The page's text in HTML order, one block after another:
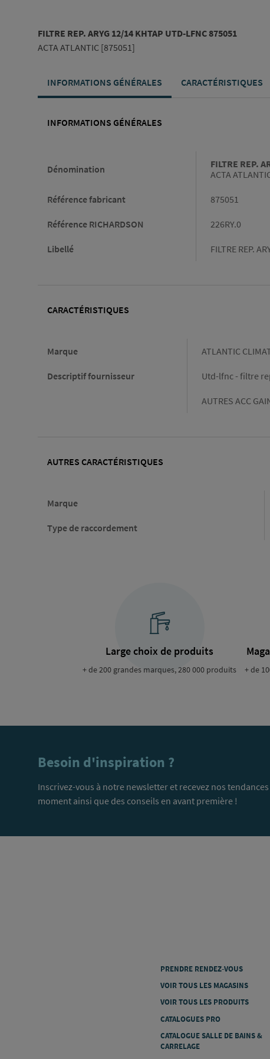
FILTRE REP. ARYG 12/14 KHTAP UTD-LFNC 875051
ACTA ATLANTIC [875051]
INFORMATIONS GÉNÉRALES CARACTÉRISTIQUES
INFORMATIONS GÉNÉRALES
Dénomination
FILTRE REP.
ACTA
Référence fabricant 875051
Référence RICHARDSON 226RY.0
Libellé FILTRE REP.
CARACTÉRISTIQUES
Marque ATLANTIC
Descriptif fournisseur Utd-lfnc - filtre
AUTRES ACC
AUTRES CARACTÉRISTIQUES
Marque
Type de raccordement
Large choix de produits
+ de 200 grandes marques, 280 000 produits + de
Besoin d'inspiration ?
Inscrivez-vous à notre newsletter et recevez nos
moment ainsi que des conseils en avant première !
PRENDRE RENDEZ-VOUS
VOIR TOUS LES MAGASINS
VOIR TOUS LES PRODUITS
CATALOGUES PRO
CATALOGUE SALLE DE BAINS &
CARRELAGE